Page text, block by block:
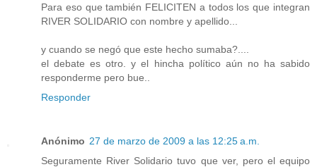
Para eso que también FELICITEN a todos los que integran
RIVER SOLIDARIO con nombre y apellido...
y cuando se negó que este hecho sumaba?....
el debate es otro. y el hincha político aún no ha sabido
responderme pero bue..
Responder
Anónimo 27 de marzo de 2009 a las 12:25 a.m.
Seguramente River Solidario tuvo que ver, pero el equipo